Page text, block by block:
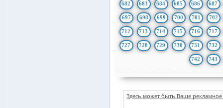
682 683 684 685 686 687
697 698 699 700 701 702
712 713 714 715 716 717
727 728 729 730 731 732
742 743
Здесь может быть Ваше